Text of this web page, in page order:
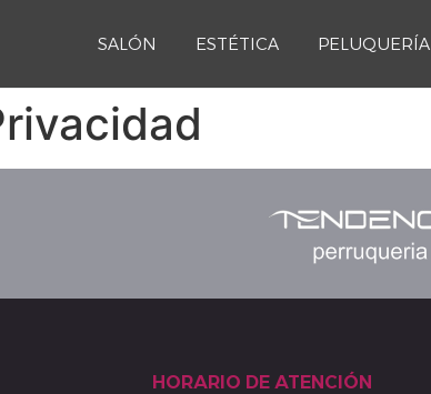
SALÓN ESTÉTICA PELUQUERÍA
HORARIO DE ATENCIÓN